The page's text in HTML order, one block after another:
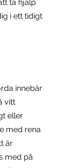
ta hjälp
i ett tidigt
innebär
vitt
eller
med rena
är
med på